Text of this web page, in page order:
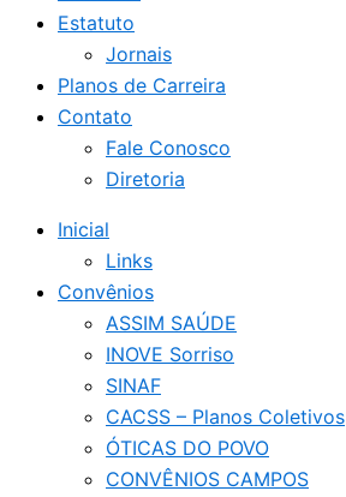
Estatuto
Jornais
Planos de Carreira
Contato
Fale Conosco
Diretoria
Inicial
Links
Convênios
ASSIM SAÚDE
INOVE Sorriso
SINAF
CACSS – Planos Coletivos
ÓTICAS DO POVO
CONVÊNIOS CAMPOS